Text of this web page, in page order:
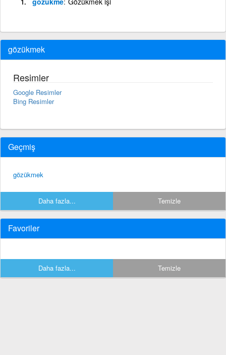
gözükmek
Resimler
Google Resimler
Bing Resimler
Geçmiş
gözükmek
Daha fazla... Temizle
Favoriler
Daha fazla... Temizle